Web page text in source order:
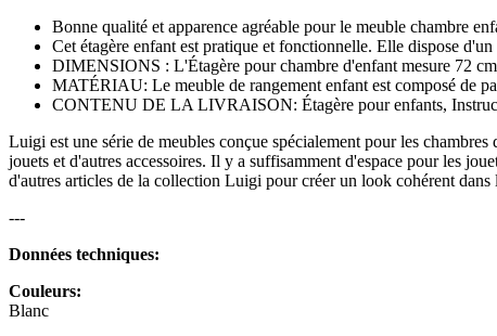
Bonne qualité et apparence agréable pour le meuble chambre
Cet étagère enfant est pratique et fonctionnelle. Elle dispose
DIMENSIONS : L'Étagère pour chambre d'enfant mesure 72
MATÉRIAU: Le meuble de rangement enfant est composé de
CONTENU DE LA LIVRAISON: Étagère pour enfants,
Luigi est une série de meubles conçue spécialement pour les
jouets et d'autres accessoires. Il y a suffisamment d'espace pour les
d'autres articles de la collection Luigi pour créer un look cohérent
---
Données techniques:
Couleurs:
Blanc